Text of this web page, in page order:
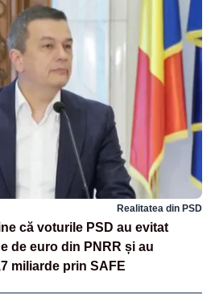
Realitatea din PSD
că voturile PSD au evitat
de euro din PNRR și au
miliarde prin SAFE